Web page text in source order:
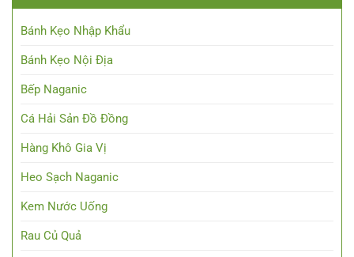
Bánh Kẹo Nhập Khẩu
Bánh Kẹo Nội Địa
Bếp Naganic
Cá Hải Sản Đồ Đồng
Hàng Khô Gia Vị
Heo Sạch Naganic
Kem Nước Uống
Rau Củ Quả